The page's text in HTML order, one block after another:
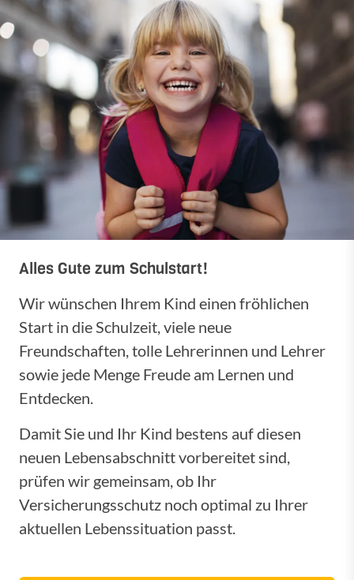
Alles Gute zum Schulstart!
Wir wünschen Ihrem Kind einen fröhlichen
Start in die Schulzeit, viele neue
Freundschaften, tolle Lehrerinnen und Lehrer
sowie jede Menge Freude am Lernen und
Entdecken.
Damit Sie und Ihr Kind bestens auf diesen
neuen Lebensabschnitt vorbereitet sind,
prüfen wir gemeinsam, ob Ihr
Versicherungsschutz noch optimal zu Ihrer
aktuellen Lebenssituation passt.